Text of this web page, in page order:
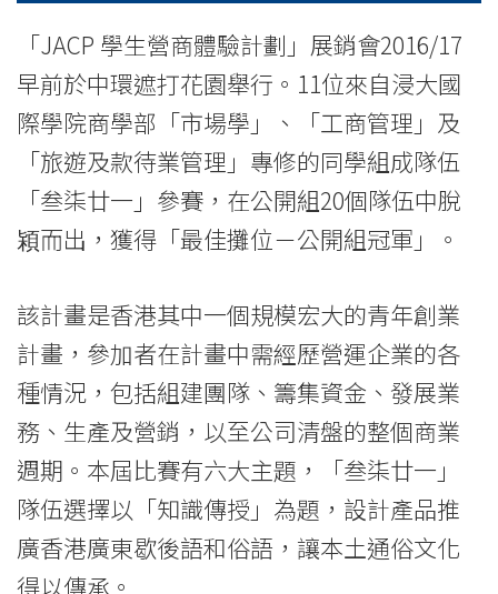
College
of
International
Education
Hong
Kong
Baptist
University
「JACP 學生營商體驗計劃」展銷會2016/17
早前於中環遮打花園舉行。11位來自浸大國
際學院商學部「市場學」、「工商管理」及
「旅遊及款待業管理」專修的同學組成隊伍
「叁柒廿一」參賽，在公開組20個隊伍中脫
㯋而出，獲得「最佳攤位－公開組冠軍」。
該計畫是香港其中一個規模宏大的青年創業
計畫，參加者在計畫中需經歷營運企業的各
種情況，包括組建團隊、籌集資金、發展業
務、生產及營銷，以至公司清盤的整個商業
週期。本屆比賽有六大主題，「叁柒廿一」
隊伍選擇以「知識傳授」為題，設計產品推
廣香港廣東歇後語和俗語，讓本土通俗文化
得以傳承。